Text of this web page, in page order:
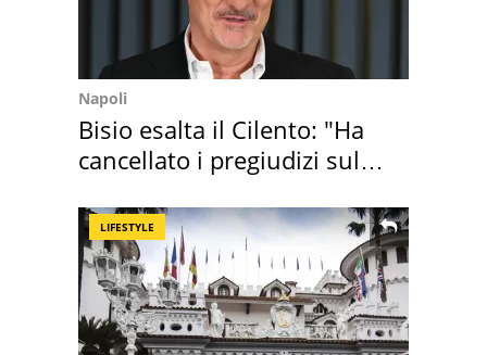
Napoli
Bisio esalta il Cilento: "Ha
cancellato i pregiudizi sul
LIFESTYLE